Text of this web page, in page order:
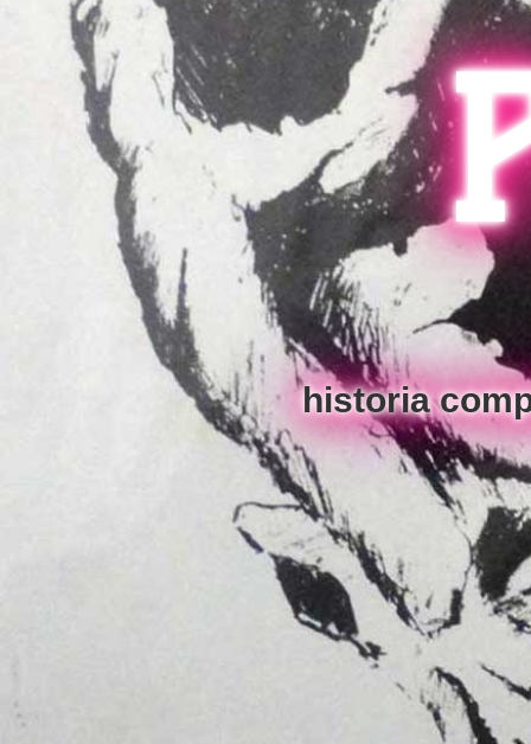
historia